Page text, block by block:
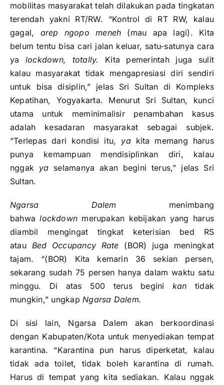
mobilitas masyarakat telah dilakukan pada tingkatan
terendah yakni RT/RW. “Kontrol di RT RW, kalau
gagal, arep ngopo meneh (mau apa lagi). Kita
belum tentu bisa cari jalan keluar, satu-satunya cara
ya lockdown, totally.
Kita pemerintah juga sulit
kalau masyarakat tidak mengapresiasi diri sendiri
untuk bisa disiplin,” jelas Sri Sultan di Kompleks
Kepatihan, Yogyakarta. Menurut Sri Sultan, kunci
utama untuk meminimalisir penambahan kasus
adalah kesadaran masyarakat sebagai subjek.
“Terlepas dari kondisi itu, yakita memang harus
punya kemampuan mendisiplinkan diri, kalau
nggak ya selamanya akan begini terus,” jelas Sri
Sultan.
Ngarsa Dalem menimbang
bahwalockdown merupakan kebijakan yang harus
diambil mengingat tingkat keterisian bed RS
atau Bed Occupancy Rate (BOR) juga meningkat
tajam. “(BOR) Kita kemarin 36 sekian persen,
sekarang sudah 75 persen hanya dalam waktu satu
minggu. Di atas 500 terus begini kan tidak
mungkin,” ungkapNgarsa Dalem.
Di sisi lain, Ngarsa Dalem akan berkoordinasi
dengan Kabupaten/Kota untuk menyediakan tempat
karantina. “Karantina pun harus diperketat, kalau
tidak ada toilet, tidak boleh karantina di rumah.
Harus di tempat yang kita sediakan. Kalau nggak